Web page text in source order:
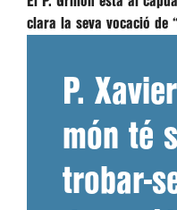
clara la seva vocació de
P.
món té
trobar-